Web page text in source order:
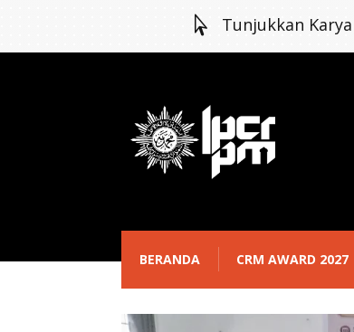
 Tunjukkan
BERANDA CRM AWARD 2027